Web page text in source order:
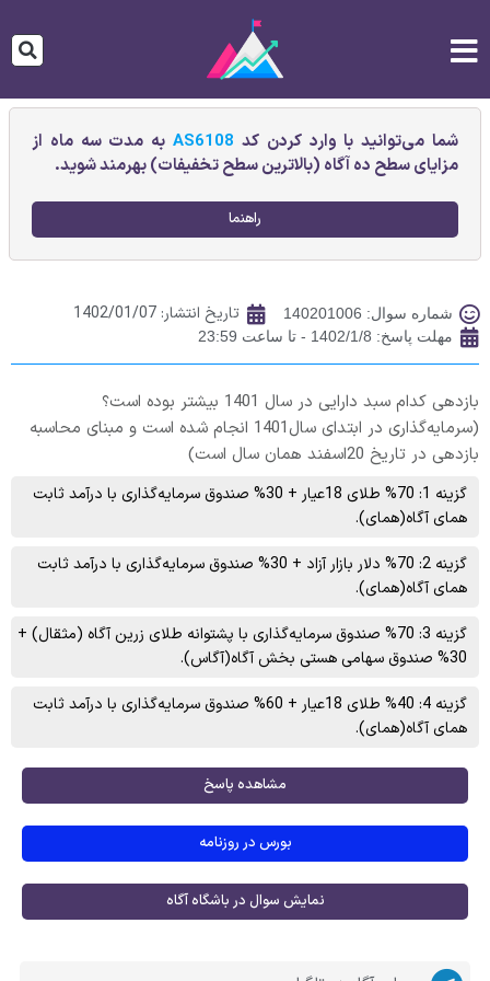
شما می‌توانید با وارد کردن کد AS6108به مدت سه ماه از
مزایای سطح ده آگاه (بالاترین سطح تخفیفات) بهرمند شوید.
راهنما
شماره سوال: 140201006 تاریخ انتشار: 1402/01/07
مهلت پاسخ: 1402/1/8 - تا ساعت 23:59
بازدهی کدام سبد دارایی در سال 1401 بیشتر بوده است؟
(سرمایه‌گذاری در ابتدای سال1401 انجام شده است و مبنای محاسبه
بازدهی در تاریخ 20اسفند همان سال است)
گزینه 1: 70% طلای 18عیار + 30% صندوق سرمایه‌گذاری با درآمد ثابت
همای آگاه(همای).
گزینه 2: 70% دلار بازار آزاد + 30% صندوق سرمایه‌گذاری با درآمد ثابت
همای آگاه(همای).
گزینه 3: 70% صندوق سرمایه‌گذاری با پشتوانه طلای زرین آگاه (مثقال) +
30% صندوق سهامی هستی بخش آگاه(آگاس).
گزینه 4: 40% طلای 18عیار + 60% صندوق سرمایه‌گذاری با درآمد ثابت
همای آگاه(همای).
مشاهده پاسخ
بورس در روزنامه
نمایش سوال در باشگاه آگاه